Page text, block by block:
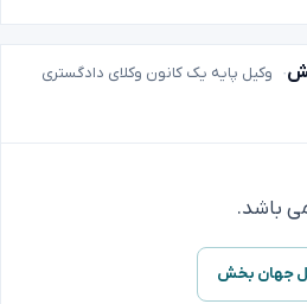
وکیل پایه یک کانون وکلای دادگستری
باشد.
جهان بخش